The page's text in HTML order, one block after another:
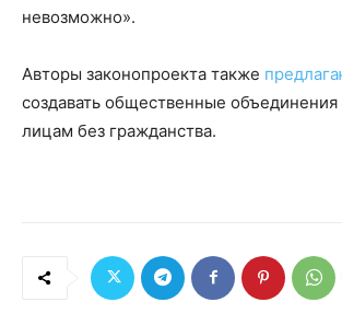
невозможно».
Авторы законопроекта также
создавать общественные
лицам без гражданства.